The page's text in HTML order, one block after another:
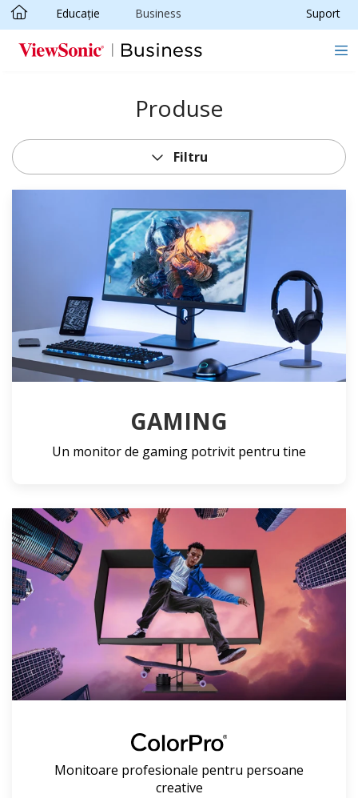
Sari la conținutul principal
Educație Business Suport
Produse
Filtru
GAMING
Un monitor de gaming potrivit pentru tine
Monitoare profesionale pentru persoane
creative